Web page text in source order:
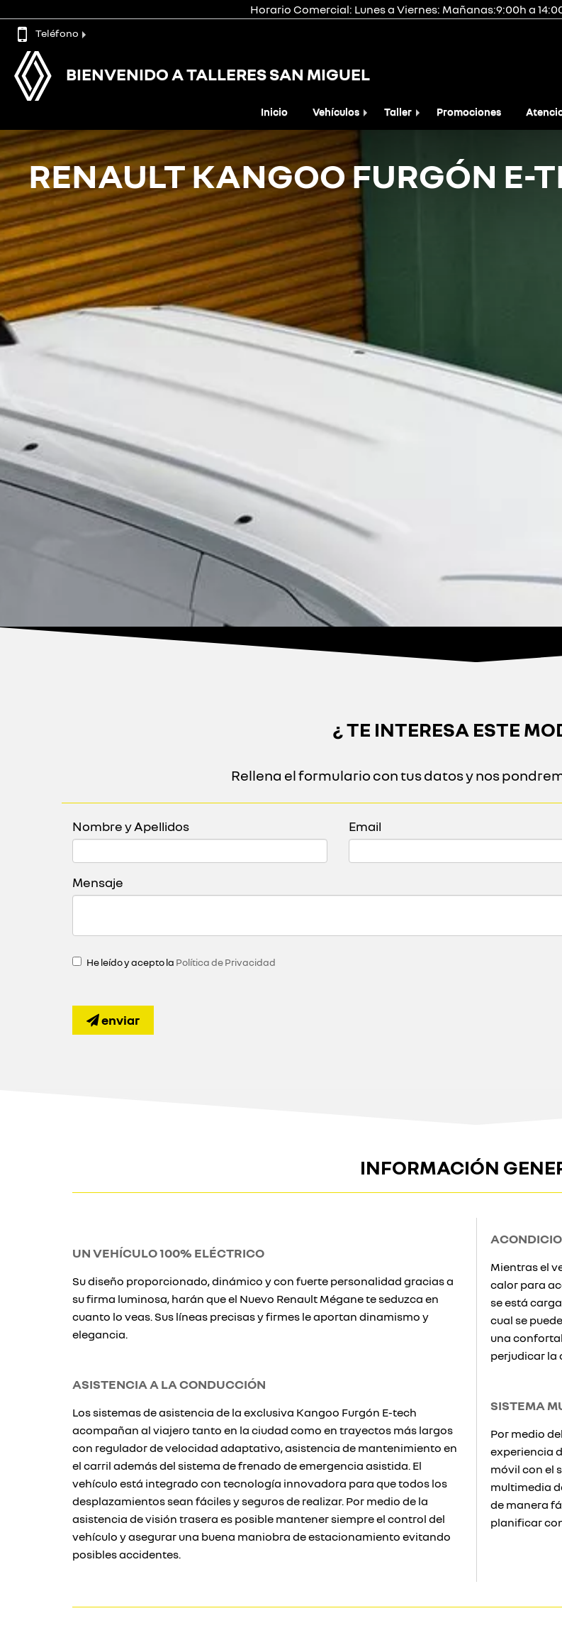
Horario Comercial: Lunes a Viernes: Mañanas:9:00h a
Teléfono
BIENVENIDO A TALLERES SAN MIGUEL
Inicio Vehículos Taller Promociones
RENAULT KANGOO FURGÓN E-
¿ TE INTERESA ESTE
Rellena el formulario con tus datos y nos
Nombre y Apellidos Email
Mensaje
He leído y acepto la Política de Privacidad
enviar
INFORMACIÓN
UN VEHÍCULO 100% ELÉCTRICO
Su diseño proporcionado, dinámico y con fuerte personalidad gracias a
su firma luminosa, harán que el Nuevo Renault Mégane te seduzca en
cuanto lo veas. Sus líneas precisas y firmes le aportan dinamismo y
elegancia.
ASISTENCIA A LA CONDUCCIÓN
Los sistemas de asistencia de la exclusiva Kangoo Furgón E-tech
acompañan al viajero tanto en la ciudad como en trayectos más largos
con regulador de velocidad adaptativo, asistencia de mantenimiento en
el carril además del sistema de frenado de emergencia asistida. El
vehículo está integrado con tecnología innovadora para que todos los
desplazamientos sean fáciles y seguros de realizar. Por medio de la
asistencia de visión trasera es posible mantener siempre el control del
vehículo y asegurar una buena maniobra de estacionamiento evitando
posibles accidentes.
Mientras el
calor para
se está
cual se
una
perjudicar la
SISTEMA
Por medio
experiencia
móvil con el
multimedia
de manera
planificar